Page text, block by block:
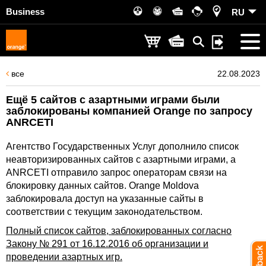
Business RU
все 22.08.2023
Ещё 5 сайтов с азартными играми были
заблокированы компанией Orange по запросу
ANRCETI
Агентство Государственных Услуг дополнило список
неавторизированных сайтов с азартными играми, а
ANRCETI отправило запрос операторам связи на
блокировку данных сайтов. Orange Moldova
заблокировала доступ на указанные сайты в
соответствии с текущим законодательством.
Полный список сайтов, заблокированных согласно
Закону № 291 от 16.12.2016 об организации и
проведении азартных игр.